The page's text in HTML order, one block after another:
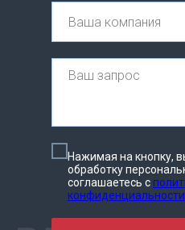
Нажимая на кнопку,
обработку
соглашаетесь c
конфиденциальности